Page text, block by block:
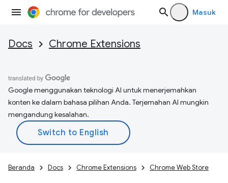
Masuk
Docs Chrome Extensions
Google menggunakan teknologi AI untuk menerjemahkan
konten ke dalam bahasa pilihan Anda. Terjemahan AI mungkin
mengandung kesalahan.
Beranda Docs Chrome Extensions Chrome Web Store